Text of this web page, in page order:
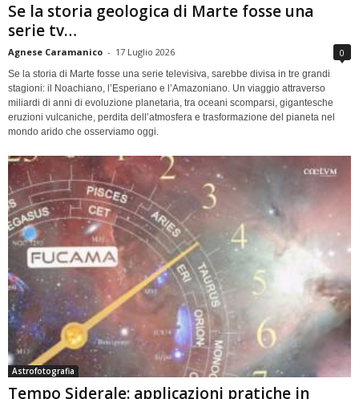
Se la storia geologica di Marte fosse una
serie tv…
Agnese Caramanico - 17 Luglio 2026 0
Se la storia di Marte fosse una serie televisiva, sarebbe divisa in tre grandi
stagioni: il Noachiano, l’Esperiano e l’Amazoniano. Un viaggio attraverso
miliardi di anni di evoluzione planetaria, tra oceani scomparsi, gigantesche
eruzioni vulcaniche, perdita dell’atmosfera e trasformazione del pianeta nel
mondo arido che osserviamo oggi.
Astrofotografia
Tempo Siderale: applicazioni pratiche in